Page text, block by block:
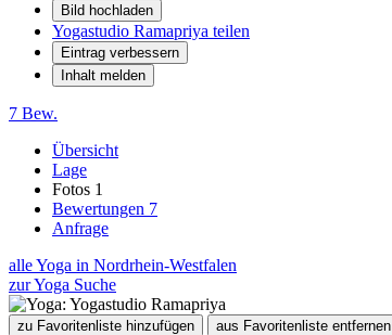
Bild hochladen
Yogastudio Ramapriya teilen
Eintrag verbessern
Inhalt melden
7 Bew.
Übersicht
Lage
Fotos 1
Bewertungen 7
Anfrage
alle Yoga in Nordrhein-Westfalen
zur Yoga Suche
zu Favoritenliste hinzufügen aus Favoritenliste entfernen